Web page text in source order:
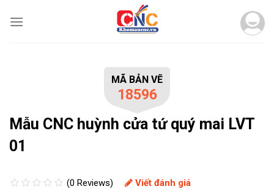
MÃ BẢN VẼ
18596
Mẫu CNC huỳnh cửa tứ quý mai LVT
01
(0 Reviews) Viết đánh giá